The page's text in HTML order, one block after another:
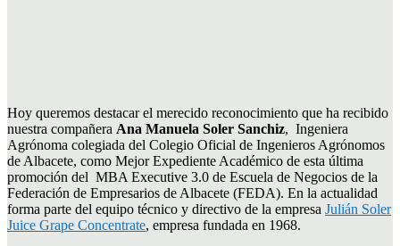
Hoy queremos destacar el merecido reconocimiento que ha recibido
nuestra compañera Ana Manuela Soler Sanchiz, Ingeniera
Agrónoma colegiada del Colegio Oficial de Ingenieros Agrónomos
de Albacete, como Mejor Expediente Académico de esta última
promoción del MBA Executive 3.0 de Escuela de Negocios de la
Federación de Empresarios de Albacete (FEDA). En la actualidad
forma parte del equipo técnico y directivo de la empresa Julián Soler
Juice Grape Concentrate, empresa fundada en 1968.